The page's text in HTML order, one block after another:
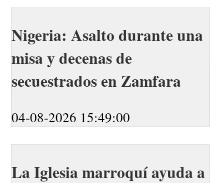
Nigeria: Asalto durante una
misa y decenas de
secuestrados en Zamfara
04-08-2026 15:49:00
La Iglesia marroquí ayuda a